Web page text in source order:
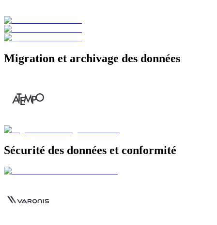
Migration et archivage des données
Sécurité des données et conformité